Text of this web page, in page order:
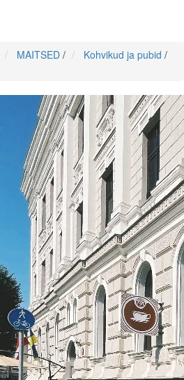
MAITSED / Kohvikud ja pubid /